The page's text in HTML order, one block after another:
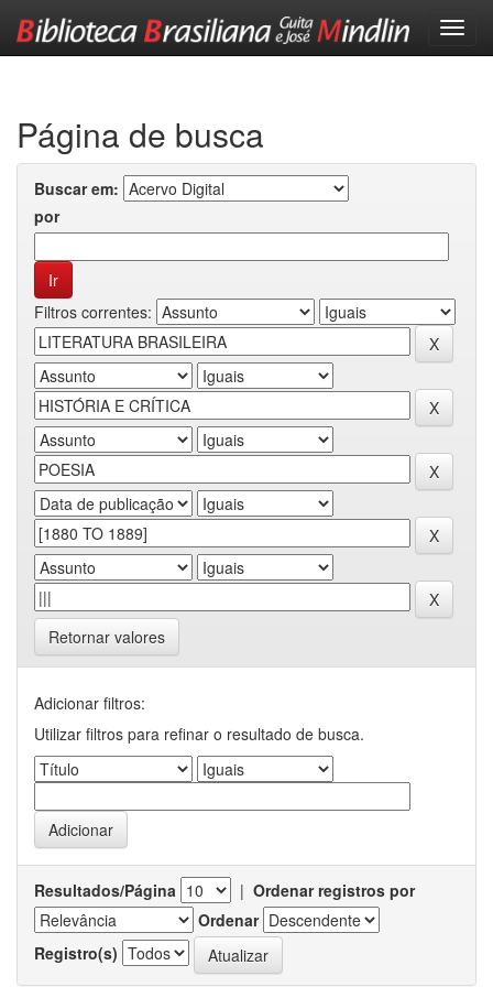
Página de busca
Buscar em:
por
Filtros correntes:
Retornar valores
Adicionar filtros:
Utilizar filtros para refinar o resultado de busca.
Resultados/Página | Ordenar registros por
Ordenar
Registro(s)